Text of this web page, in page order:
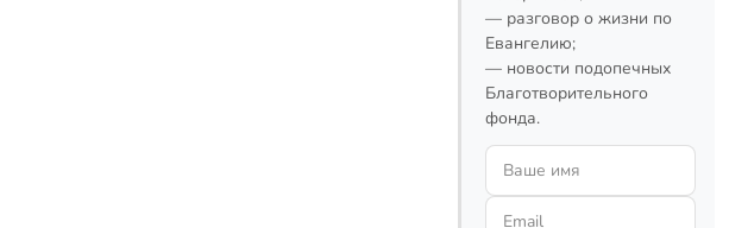
— разговор о жизни по
Евангелию;
— новости подопечных
Благотворительного
фонда.